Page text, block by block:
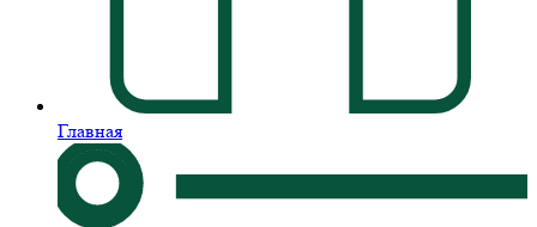
Главная